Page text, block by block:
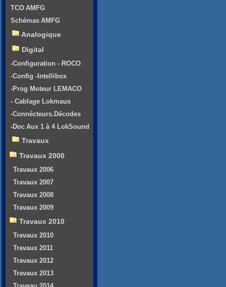
TCO AMFG
Schémas AMFG
Analogique
Digital
-Configuration - ROCO
-Config -Intellibox
-Prog Moteur LEMACO
- Cablage Lokmaus
-Connécteurs.Décodes
-Doc Aux 1 à 4 LokSound
Travaux
Travaux 2000
Travaux 2006
Travaux 2007
Travaux 2008
Travaux 2009
Travaux 2010
Travaux 2010
Travaux 2011
Travaux 2012
Travaux 2013